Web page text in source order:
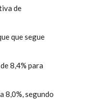
de
que segue
8,4% para
8,0%, segundo